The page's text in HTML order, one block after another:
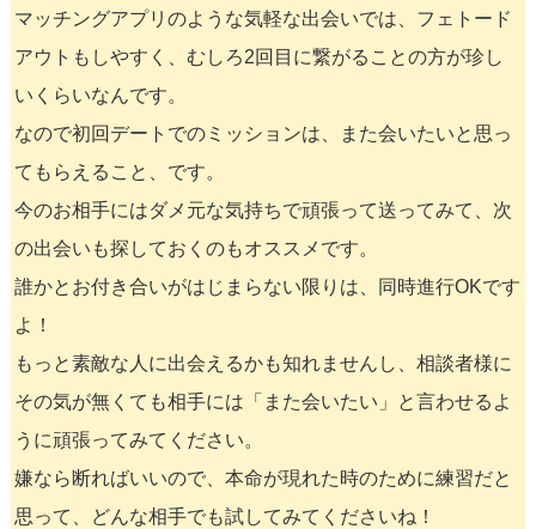
マッチングアプリのような気軽な出会いでは、フェトード
アウトもしやすく、むしろ2回目に繋がることの方が珍し
いくらいなんです。
なので初回デートでのミッションは、また会いたいと思っ
てもらえること、です。
今のお相手にはダメ元な気持ちで頑張って送ってみて、次
の出会いも探しておくのもオススメです。
誰かとお付き合いがはじまらない限りは、同時進行OKです
よ！
もっと素敵な人に出会えるかも知れませんし、相談者様に
その気が無くても相手には「また会いたい」と言わせるよ
うに頑張ってみてください。
嫌なら断ればいいので、本命が現れた時のために練習だと
思って、どんな相手でも試してみてくださいね！